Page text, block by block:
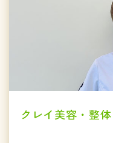
クレイ美容・整